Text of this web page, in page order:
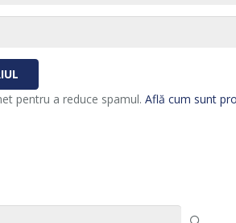
pentru a reduce spamul. Află cum sunt